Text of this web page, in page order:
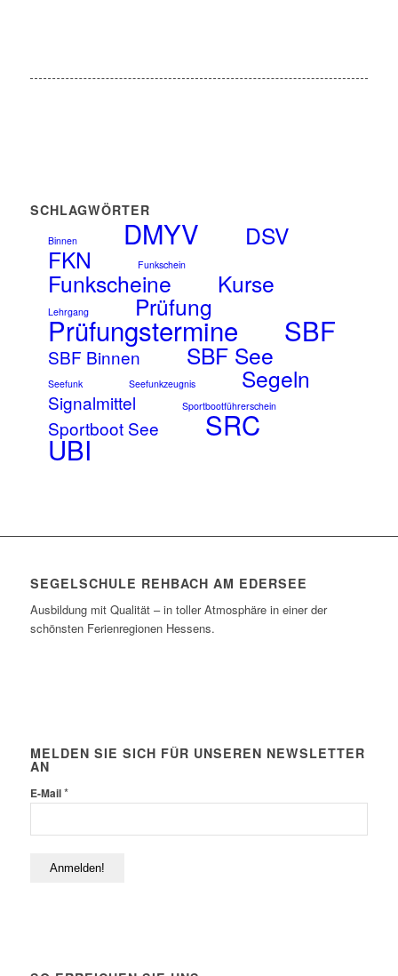
SCHLAGWÖRTER
Binnen DMYV DSV
FKN Funkschein
Funkscheine Kurse
Lehrgang Prüfung
Prüfungstermine SBF
SBF Binnen SBF See
Seefunk Seefunkzeugnis Segeln
Signalmittel Sportbootführerschein
Sportboot See SRC
UBI
SEGELSCHULE REHBACH AM EDERSEE
Ausbildung mit Qualität – in toller Atmosphäre in einer der
schönsten Ferienregionen Hessens.
MELDEN SIE SICH FÜR UNSEREN NEWSLETTER
AN
E-Mail*